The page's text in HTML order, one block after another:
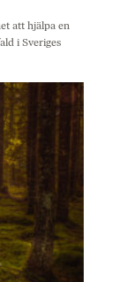
att hjälpa en
i Sveriges